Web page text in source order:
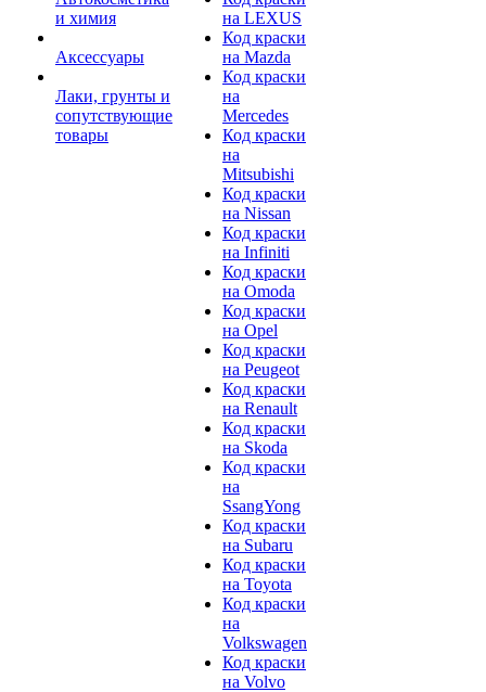
и химия
Аксессуары
Лаки, грунты и
сопутствующие
товары
на LEXUS
Код краски
на Mazda
Код краски
на
Mercedes
Код краски
на
Mitsubishi
Код краски
на Nissan
Код краски
на Infiniti
Код краски
на Omoda
Код краски
на Opel
Код краски
на Peugeot
Код краски
на Renault
Код краски
на Skoda
Код краски
на
SsangYong
Код краски
на Subaru
Код краски
на Toyota
Код краски
на
Volkswagen
Код краски
на Volvo